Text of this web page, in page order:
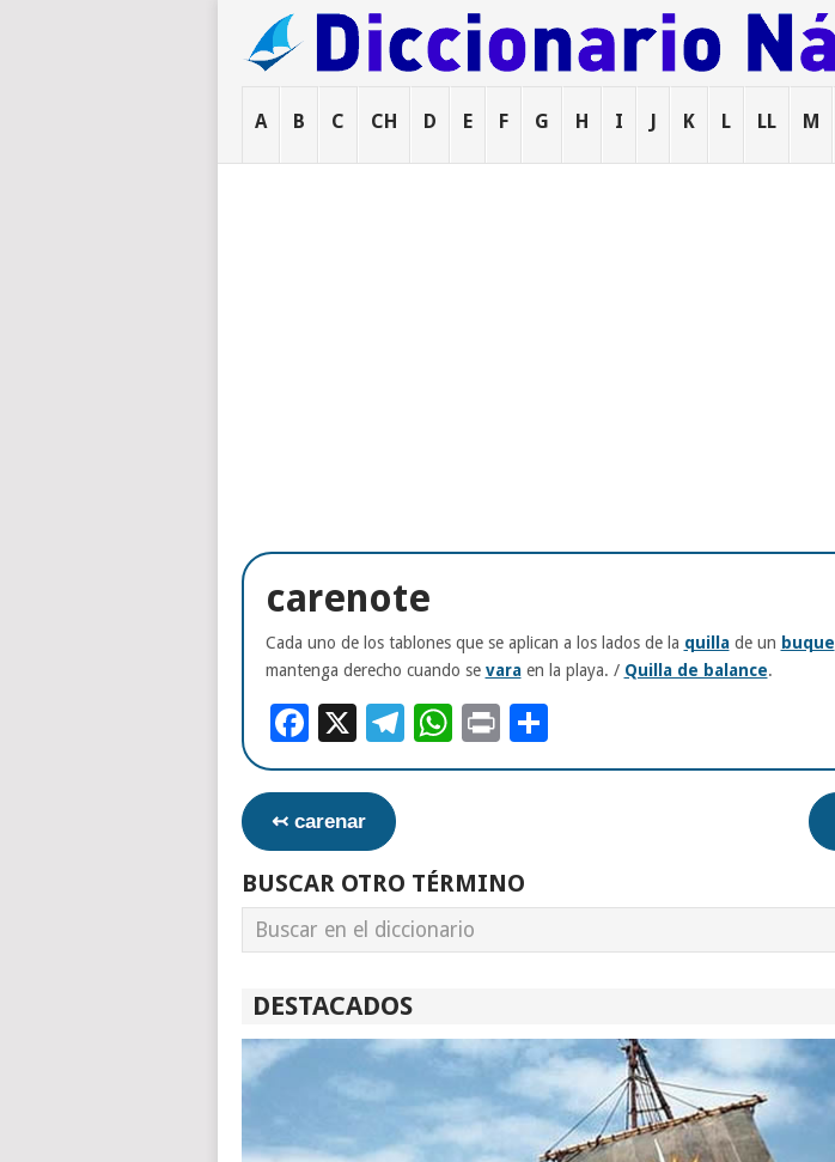
A B C CH D E F G H I J K L LL M
carenote
Cada uno de los tablones que se aplican a los lados de la quillade un buque
mantenga derecho cuando se varaen la playa. / Quilla de balance.
Facebook
X Telegram
WhatsApp
PrintCompartir
↢ carenar
BUSCAR OTRO TÉRMINO
DESTACADOS